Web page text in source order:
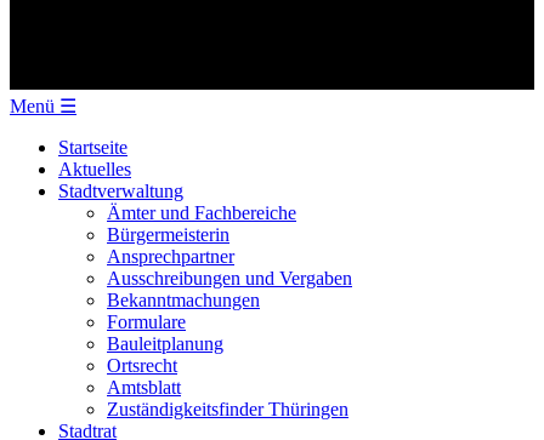
Menü ☰
Startseite
Aktuelles
Stadtverwaltung
Ämter und Fachbereiche
Bürgermeisterin
Ansprechpartner
Ausschreibungen und Vergaben
Bekanntmachungen
Formulare
Bauleitplanung
Ortsrecht
Amtsblatt
Zuständigkeitsfinder Thüringen
Stadtrat